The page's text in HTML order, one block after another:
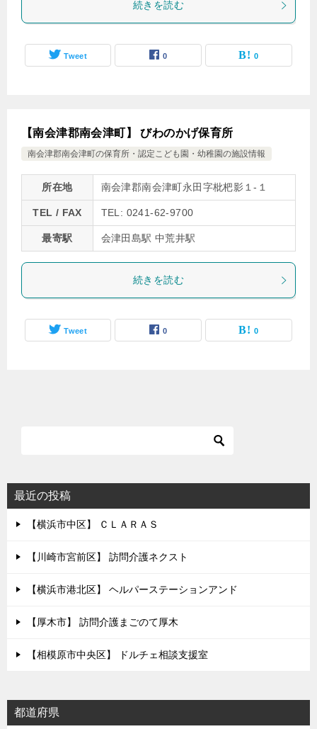
続きを読む
Tweet 0 0
【南会津郡南会津町】 びわのかげ保育所
南会津郡南会津町の保育所・認定こども園・幼稚園の施設情報
所在地 南会津郡南会津町永田字枇杷影１‐１
TEL / FAX TEL: 0241-62-9700
最寄駅 会津田島駅 中荒井駅
続きを読む
Tweet 0 0
最近の投稿
【横浜市中区】 ＣＬＡＲＡＳ
【川崎市宮前区】 訪問介護ネクスト
【横浜市港北区】 ヘルパーステーションアンド
【厚木市】 訪問介護まごのて厚木
【相模原市中央区】 ドルチェ相談支援室
都道府県